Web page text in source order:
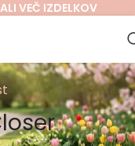
VEČ IZDELKOV